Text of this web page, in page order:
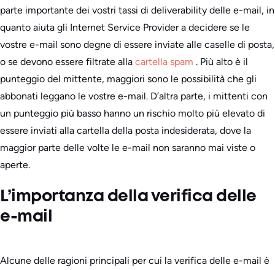
parte importante dei vostri tassi di deliverability delle e-mail, in
quanto aiuta gli Internet Service Provider a decidere se le
vostre e-mail sono degne di essere inviate alle caselle di posta,
o se devono essere filtrate alla cartella spam . Più alto è il
punteggio del mittente, maggiori sono le possibilità che gli
abbonati leggano le vostre e-mail. D’altra parte, i mittenti con
un punteggio più basso hanno un rischio molto più elevato di
essere inviati alla cartella della posta indesiderata, dove la
maggior parte delle volte le e-mail non saranno mai viste o
aperte.
L’importanza della verifica delle
e-mail
Alcune delle ragioni principali per cui la verifica delle e-mail è